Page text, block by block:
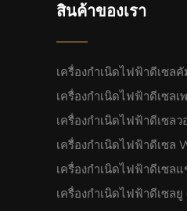
สินค้าของเรา
เครื่องกำเนิดไฟฟ้าดีเซล
เครื่องกำเนิดไฟฟ้าดีเซล
เครื่องกำเนิดไฟฟ้าดีเซลว
เครื่องกำเนิดไฟฟ้าดีเซล
เครื่องกำเนิดไฟฟ้าดีเซล
เครื่องกำเนิดไฟฟ้าดีเซล